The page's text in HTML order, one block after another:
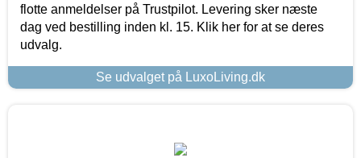
flotte anmeldelser på Trustpilot. Levering sker næste
dag ved bestilling inden kl. 15. Klik her for at se deres
udvalg.
Se udvalget på LuxoLiving.dk